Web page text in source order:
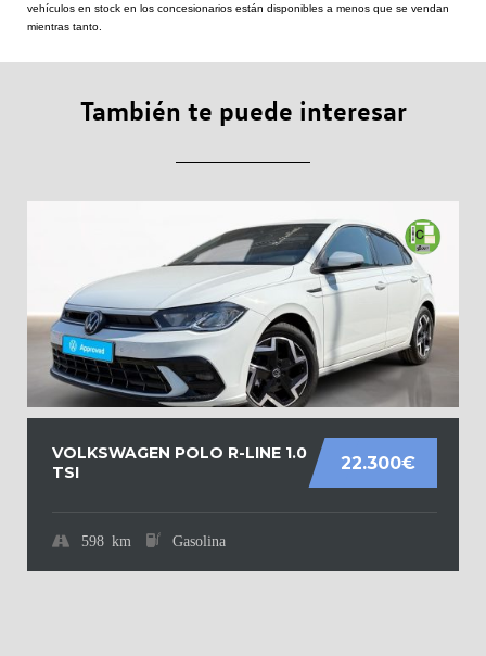
vehículos en stock en los concesionarios están disponibles a menos que se vendan
mientras tanto.
También te puede interesar
22.300€
VOLKSWAGEN POLO R-LINE 1.0
TSI
598 km Gasolina